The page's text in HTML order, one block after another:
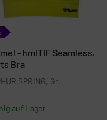
- hmlTIF Seamless,
Bra
SPRING, Gr.
auf Lager